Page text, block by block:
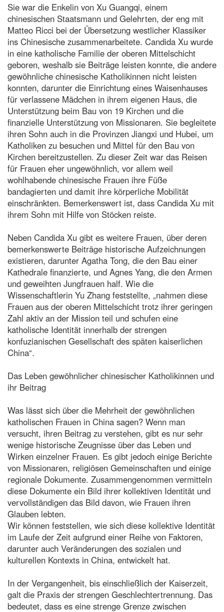
Sie war die Enkelin von Xu Guangqi, einem
chinesischen Staatsmann und Gelehrten, der eng mit
Matteo Ricci bei der Übersetzung westlicher Klassiker
ins Chinesische zusammenarbeitete. Candida Xu wurde
in eine katholische Familie der oberen Mittelschicht
geboren, weshalb sie Beiträge leisten konnte, die andere
gewöhnliche chinesische Katholikinnen nicht leisten
konnten, darunter die Einrichtung eines Waisenhauses
für verlassene Mädchen in ihrem eigenen Haus, die
Unterstützung beim Bau von 19 Kirchen und die
finanzielle Unterstützung von Missionaren. Sie begleitete
ihren Sohn auch in die Provinzen Jiangxi und Hubei, um
Katholiken zu besuchen und Mittel für den Bau von
Kirchen bereitzustellen. Zu dieser Zeit war das Reisen
für Frauen eher ungewöhnlich, vor allem weil
wohlhabende chinesische Frauen ihre Füße
bandagierten und damit ihre körperliche Mobilität
einschränkten. Bemerkenswert ist, dass Candida Xu mit
ihrem Sohn mit Hilfe von Stöcken reiste.
Neben Candida Xu gibt es weitere Frauen, über deren
bemerkenswerte Beiträge historische Aufzeichnungen
existieren, darunter Agatha Tong, die den Bau einer
Kathedrale finanzierte, und Agnes Yang, die den Armen
und geweihten Jungfrauen half. Wie die
Wissenschaftlerin Yu Zhang feststellte, „nahmen diese
Frauen aus der oberen Mittelschicht trotz ihrer geringen
Zahl aktiv an der Mission teil und schufen eine
katholische Identität innerhalb der strengen
konfuzianischen Gesellschaft des späten kaiserlichen
China“.
Das Leben gewöhnlicher chinesischer Katholikinnen und
ihr Beitrag
Was lässt sich über die Mehrheit der gewöhnlichen
katholischen Frauen in China sagen? Wenn man
versucht, ihren Beitrag zu verstehen, gibt es nur sehr
wenige historische Zeugnisse über das Leben und
Wirken einzelner Frauen. Es gibt jedoch einige Berichte
von Missionaren, religiösen Gemeinschaften und einige
regionale Dokumente. Zusammengenommen vermitteln
diese Dokumente ein Bild ihrer kollektiven Identität und
vervollständigen das Bild davon, wie Frauen ihren
Glauben lebten.
Wir können feststellen, wie sich diese kollektive Identität
im Laufe der Zeit aufgrund einer Reihe von Faktoren,
darunter auch Veränderungen des sozialen und
kulturellen Kontexts in China, entwickelt hat.
In der Vergangenheit, bis einschließlich der Kaiserzeit,
galt die Praxis der strengen Geschlechtertrennung. Das
bedeutet, dass es eine strenge Grenze zwischen